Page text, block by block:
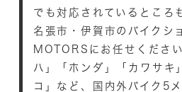
でも対応されているところ
名張市・伊賀市のバイクシ
MOTORSにお任せくださ
ハ」「ホンダ」「カワサキ
コ」など、国内外バイク5